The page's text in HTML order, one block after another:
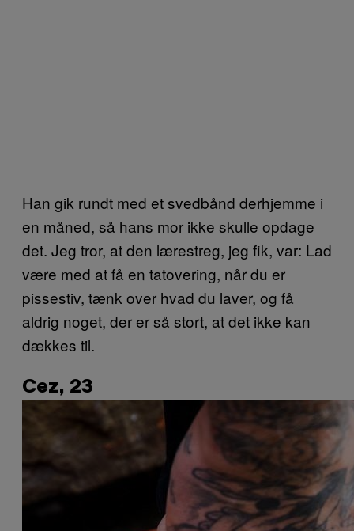
Han gik rundt med et svedbånd derhjemme i
en måned, så hans mor ikke skulle opdage
det. Jeg tror, at den lærestreg, jeg fik, var: Lad
være med at få en tatovering, når du er
pissestiv, tænk over hvad du laver, og få
aldrig noget, der er så stort, at det ikke kan
dækkes til.
Cez, 23